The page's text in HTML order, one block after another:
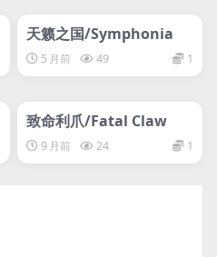
网盘下载游戏
天籁之国/Symphonia
5 月前 49 1
网盘下载游戏
致命利爪/Fatal Claw
9 月前 24 1